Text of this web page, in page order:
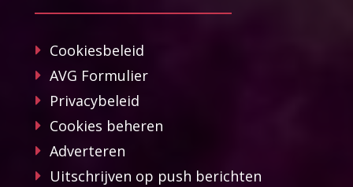
Cookiesbeleid
AVG Formulier
Privacybeleid
Cookies beheren
Adverteren
Uitschrijven op push berichten